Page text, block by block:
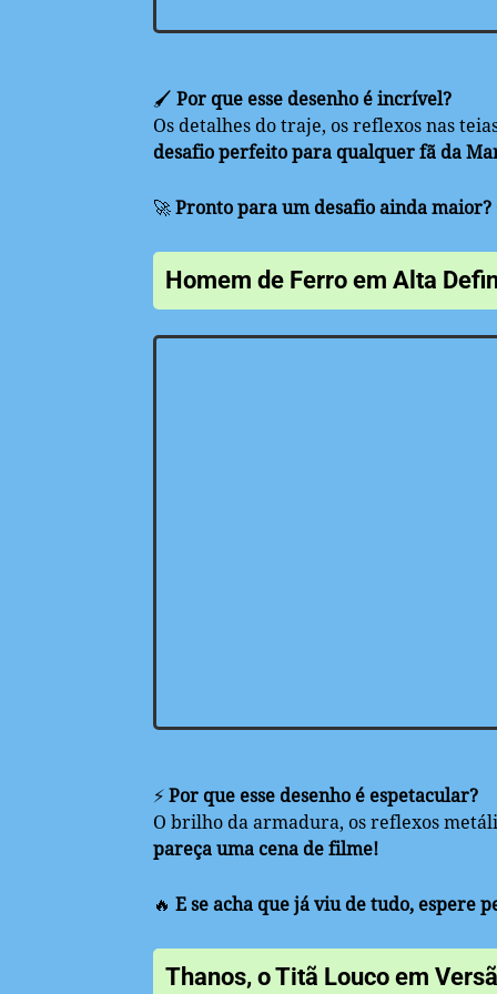
🖌️ Por que esse desenho é incrível?
Os detalhes do traje, os reflexos nas
desafio perfeito para qualquer fã da
🚀 Pronto para um desafio ainda
Homem de Ferro em Alta
⚡ Por que esse desenho é espetacular?
O brilho da armadura, os reflexos
pareça uma cena de filme!
🔥 E se acha que já viu de tudo,
Thanos, o Titã Louco em